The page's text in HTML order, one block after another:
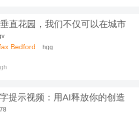
直花园，我们不仅可以在城市
Bedford hgg
提示视频：用AI释放你的创造